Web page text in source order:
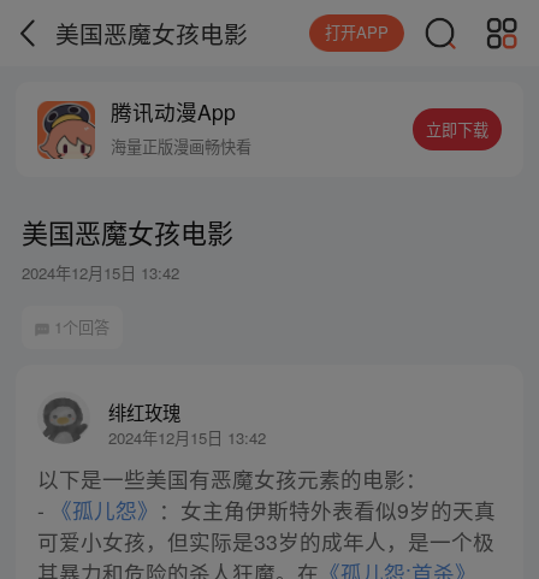
美国恶魔女孩电影 打开APP
腾讯动漫App
海量正版漫画畅快看
立即下载
美国恶魔女孩电影
2024年12月15日 13:42
1个回答
绯红玫瑰
2024年12月15日 13:42
以下是一些美国有恶魔女孩元素的电影：
- 《孤儿怨》 ：女主角伊斯特外表看似9岁的天真
可爱小女孩，但实际是33岁的成年人，是一个极
其暴力和危险的杀人狂魔。在 《孤儿怨:首杀》